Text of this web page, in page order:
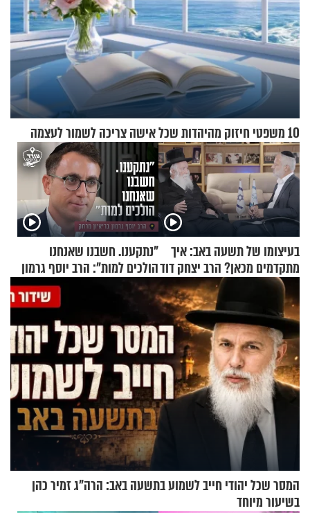
10 משפטי חיזוק מהיהדות שכל אישה צריכה לשמור לעצמה
בעיצומו של תשעה באב: איך
מתקדמים מכאן? הרב יצחק דוד
גרוסמן בשיחה מיוחדת
"נתקענו. חשבנו שאנחנו
הולכים למות": הרב יוסף גרמון
בריאיון מרתק
המסר שכל יהודי חייב לשמוע בתשעה באב: הרה"ג זמיר כהן
בשיעור מיוחד